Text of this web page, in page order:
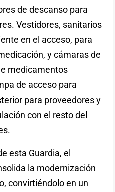
de descanso para
Vestidores, sanitarios
en el acceso, para
y cámaras de
medicamentos
de acceso para
para proveedores y
con el resto del
esta Guardia, el
la modernización
convirtiéndolo en un